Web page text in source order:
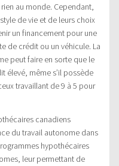
au monde. Cependant,
de vie et de leurs choix
un financement pour une
de crédit ou un véhicule. La
peut faire en sorte que le
élevé, même s’il possède
travaillant de 9 à 5 pour
canadiens
du travail autonome dans
hypothécaires
leur permettant de